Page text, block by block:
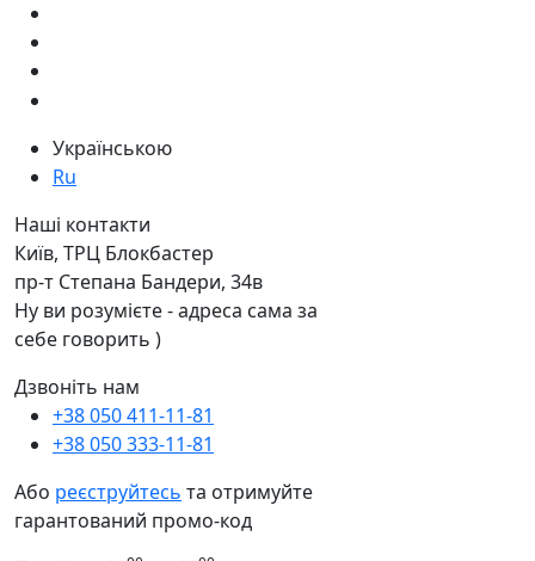
Українською
Ru
Наші контакти
Київ, ТРЦ Блокбастер
пр-т Степана Бандери, 34в
Ну ви розумієте - адреса сама за
себе говорить )
Дзвоніть нам
+38 050 411-11-81
+38 050 333-11-81
Або реєструйтесь та отримуйте
гарантований промо-код